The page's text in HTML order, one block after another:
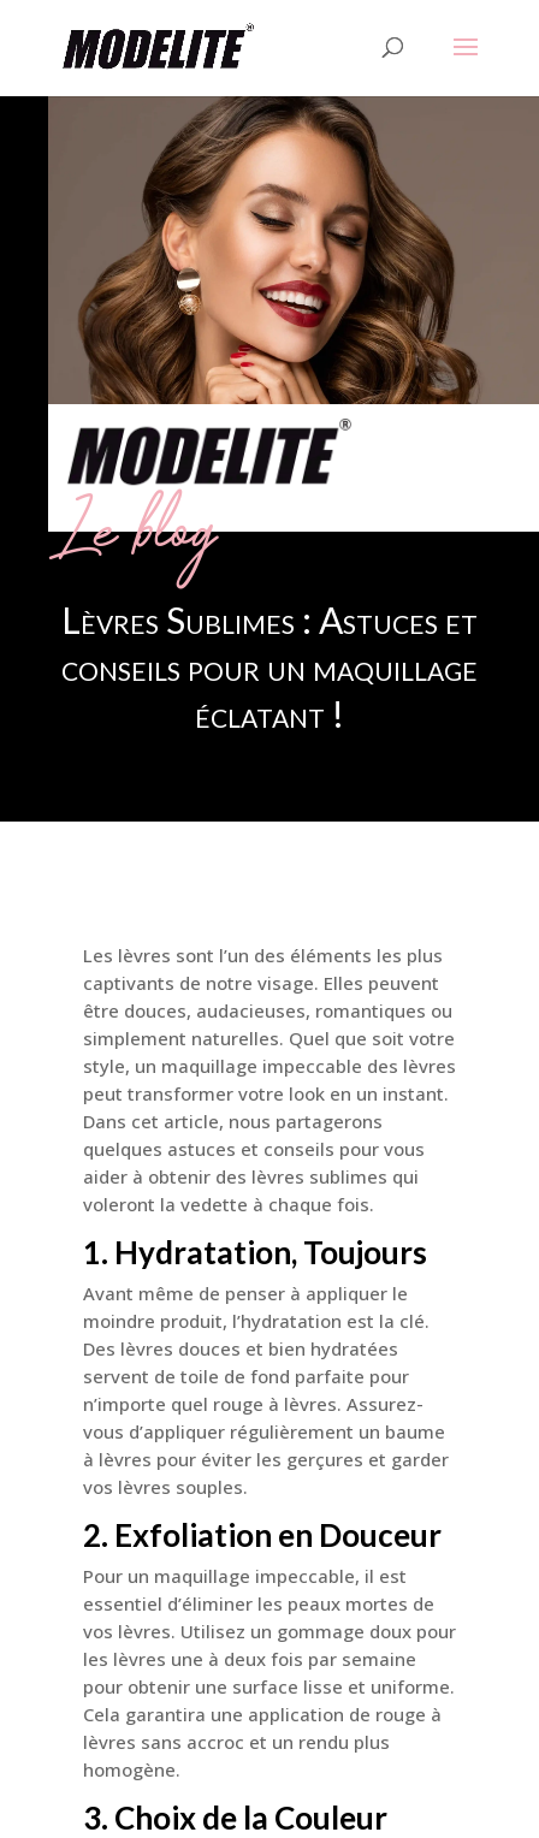
Le blog
Lèvres Sublimes : Astuces et
conseils pour un maquillage
éclatant !
Les lèvres sont l’un des éléments les plus
captivants de notre visage. Elles peuvent
être douces, audacieuses, romantiques ou
simplement naturelles. Quel que soit votre
style, un maquillage impeccable des lèvres
peut transformer votre look en un instant.
Dans cet article, nous partagerons
quelques astuces et conseils pour vous
aider à obtenir des lèvres sublimes qui
voleront la vedette à chaque fois.
1. Hydratation, Toujours
Avant même de penser à appliquer le
moindre produit, l’hydratation est la clé.
Des lèvres douces et bien hydratées
servent de toile de fond parfaite pour
n’importe quel rouge à lèvres. Assurez-
vous d’appliquer régulièrement un baume
à lèvres pour éviter les gerçures et garder
vos lèvres souples.
2. Exfoliation en Douceur
Pour un maquillage impeccable, il est
essentiel d’éliminer les peaux mortes de
vos lèvres. Utilisez un gommage doux pour
les lèvres une à deux fois par semaine
pour obtenir une surface lisse et uniforme.
Cela garantira une application de rouge à
lèvres sans accroc et un rendu plus
homogène.
3. Choix de la Couleur